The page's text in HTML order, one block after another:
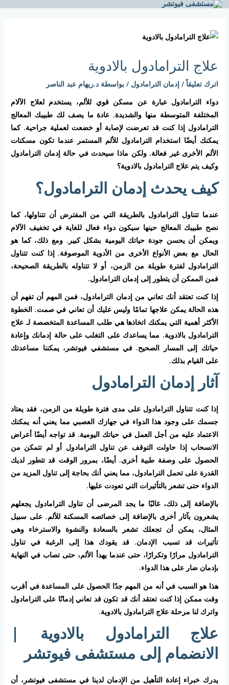
تخطي
المحتوى
علاج الترامادول بالادوية
اترك تعليقاً /إدمان الترامادول / بواسطة د.ريهام عبد الناصر
دواء الترامادول عبارة عن مسكن قوي للألم، يستخدم لعلاج الآلام
المختلفة المتوسطة منها والشديدة. عادة ما يصف لك طبيبك المعالج
الترامادول إذا كنت قد تعرضت لإصابة أو خضعت لعملية جراحية. كما
يمكنك أيضًا استخدام الترامادول للألم المستمر عندما تكون مسكنات
الألم الأخرى غير فعالة. ولكن ماذا سيحدث في حالة إدمان الترامادول
وكيف يتم علاج الترامادول بالادوية؟
كيف يحدث إدمان الترامادول؟
عندما تتناول الترامادول بالطريقة التي من المفترض أن تتناولها، كما
نصح طبيبك المعالج حينها سيكون دواء فعال للغاية في تخفيف الآلام
ويمكن أن يحسن جودة حياتك اليومية بشكل كبير. ومع ذلك، كما هو
الحال مع بعض الأنواع الأخرى من الأدوية الموصوفة. إذا كنت تتناول
الترامادول لفترة طويلة من الزمن، أو لا تتناوله بالطريقة الصحيحة،
فمن الممكن أن يتطور إلى إدمان الترامادول.
إذا كنت تعتقد أنك تعاني من إدمان الترامادول، فمن المهم أن تفهم أن
هذه الحالة يمكن علاجها تمامًا وليس عليك أن تعاني في صمت. الخطوة
الأكثر أهمية التي يمكنك اتخاذها هي طلب المساعدة المتخصصة لـ علاج
الترامادول بالادوية. مما يساعدك على التغلب على حالة إدمانك وإعادة
حياتك إلى المسار الصحيح. في مستشفي فيوتشر، يمكننا مساعدتك
على القيام بذلك.
آثار إدمان الترامادول
إذا كنت تتناول الترامادول على مدى فترة طويلة من الزمن، فقد يعتاد
جسمك على وجود هذا الدواء في جهازك العصبي مما يعني أنه يمكنك
الاعتماد عليه من أجل العمل في حياتك اليومية. قد تواجه أيضًا أعراض
الانسحاب إذا حاولت التوقف عن تناول الترامادول أو لم تتمكن من
الحصول على وصفة طبية أخرى. أيضًا، بمرور الوقت قد تتطور لديك
القدرة على تحمل الترامادول، مما يعني أنك بحاجة إلى تناول المزيد من
الدواء حتى تشعر بالتأثيرات التي تعودت عليها.
بالإضافة إلى ذلك، غالبًا ما يجد المرضى أن تناول الترامادول يجعلهم
يشعرون بآثار أخرى بالإضافة إلى خصائصه المسكنة للألم. على سبيل
المثال، يمكن أن تجعلك تشعر بالسعادة والنشوة والاسترخاء وهي
تأثيرات قد تسبب الإدمان. قد يقودك هذا إلى الرغبة في تناول
الترامادول مرارًا وتكرارًا، حتى عندما يهدأ الألم، حتى تصاب في النهاية
بإدمان ضار على هذا الدواء.
هذا هو السبب في أنه من المهم جدًا الحصول على المساعدة في أقرب
وقت ممكن إذا كنت تعتقد أنك قد تكون قد تعاني إدمانًا على الترامادول
واترك لنا مرحلة علاج الترامادول بالادوية.
علاج الترامادول بالادوية |
الانضمام إلى مستشفى فيوتشر
يدرك خبراء إعادة التأهيل من الإدمان لدينا في مستشفى فيوتشر، أن
navigation